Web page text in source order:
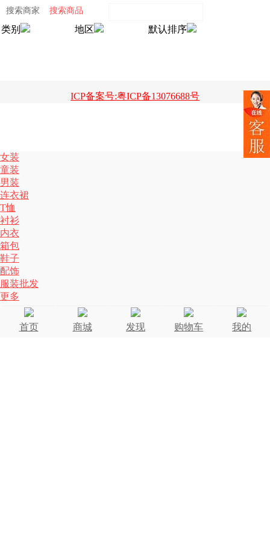
搜索商家 搜索商品
类别 地区 默认排序
ICP备案号:粤ICP备13076688号
女装
童装
男装
连衣裙
T恤
衬衫
内衣
箱包
鞋子
配饰
服装批发
更多
首页 商城 发现 购物车 我的